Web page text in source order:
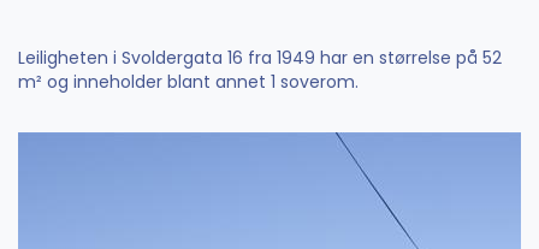
Leiligheten i Svoldergata 16 fra 1949 har en størrelse på 52
m² og inneholder blant annet 1 soverom.